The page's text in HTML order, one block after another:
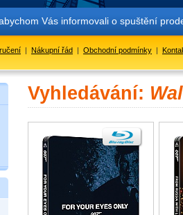
Vás informovali o spuštění
| Nákupní řád | Obchodní podmínky |
Vyhledávání: